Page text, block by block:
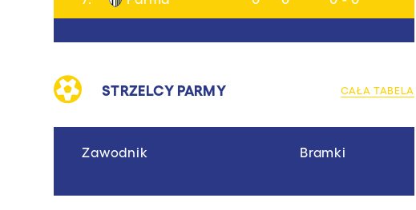
STRZELCY PARMY CAŁA TABELA
Zawodnik Bramki